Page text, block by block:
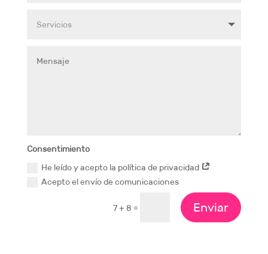
Consentimiento
He leído y acepto la política de privacidad
Acepto el envío de comunicaciones
7 + 8 = Enviar